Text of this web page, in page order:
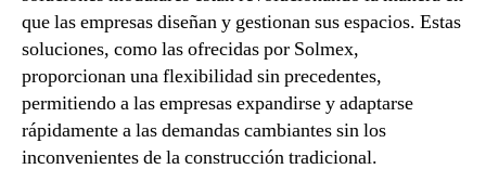
que las empresas diseñan y gestionan sus espacios. Estas
soluciones, como las ofrecidas por Solmex,
proporcionan una flexibilidad sin precedentes,
permitiendo a las empresas expandirse y adaptarse
rápidamente a las demandas cambiantes sin los
inconvenientes de la construcción tradicional.